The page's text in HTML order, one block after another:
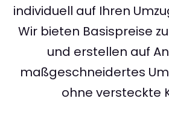
individuell auf Ihren
Wir bieten Basispreise
und erstellen auf
maßgeschneidertes
ohne versteckte